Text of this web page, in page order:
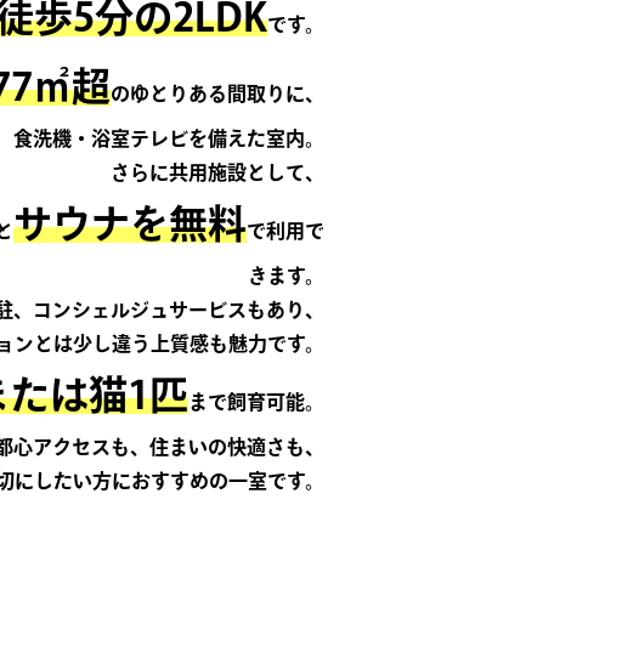
歩5分の2LDKです。
㎡超のゆとりある間取りに、
食洗機・浴室テレビを備えた室内。
さらに共用施設として、
サウナを無料で利用で
きます。
、コンシェルジュサービスもあり、
ンとは少し違う上質感も魅力です。
たは猫1匹まで飼育可能。
心アクセスも、住まいの快適さも、
にしたい方におすすめの一室です。